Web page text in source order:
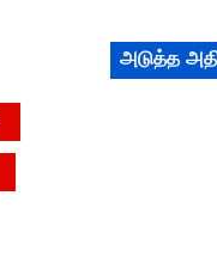
அடுத்த